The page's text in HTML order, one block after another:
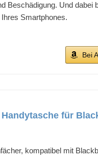
Beschädigung. Und dabei
Smartphones.
Bei
für
kompatibel mit